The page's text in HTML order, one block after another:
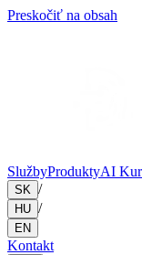
Preskočiť na obsah
SlužbyProduktyAI
SK /
HU /
EN
Kontakt